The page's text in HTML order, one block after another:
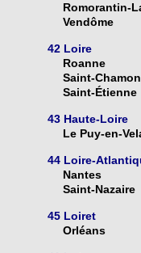
Romorantin-
Vendôme
42 Loire
Roanne
Saint-
Saint-Étienne
43 Haute-Loire
Le Puy-en-
44 Loire-
Nantes
Saint-Nazaire
45 Loiret
Orléans